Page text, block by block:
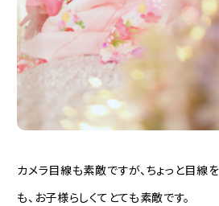
カメラ目線も素敵ですが、ちょっと目線
も、お子様らしくてとても素敵です。